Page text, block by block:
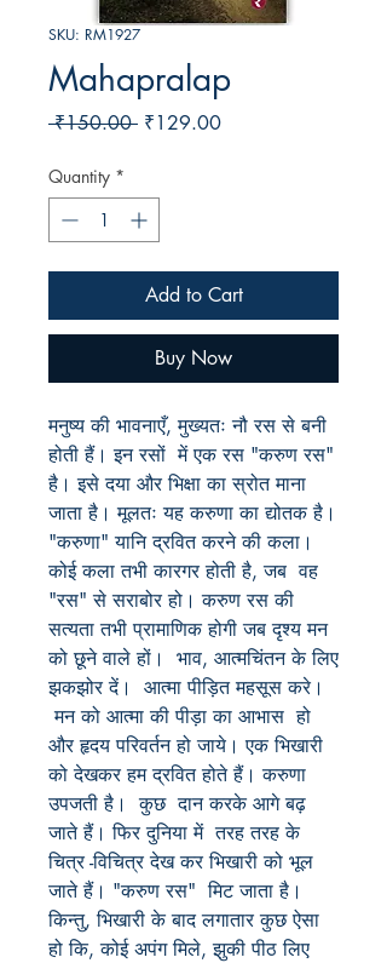
SKU: RM1927
Mahapralap
₹150.00 Regular
₹129.00Sale
Quantity *
Add to Cart
Buy Now
मनुष्य की भावनाएँ, मुख्यतः नौ रस से बनी
होती हैं। इन रसों में एक रस "करुण रस"
है। इसे दया और भिक्षा का स्रोत माना
जाता है। मूलतः यह करुणा का द्योतक है।
"करुणा" यानि द्रवित करने की कला।
कोई कला तभी कारगर होती है, जब वह
"रस" से सराबोर हो। करुण रस की
सत्यता तभी प्रामाणिक होगी जब दृश्य मन
को छूने वाले हों। भाव, आत्मचिंतन के लिए
झकझोर दें। आत्मा पीड़ित महसूस करे।
मन को आत्मा की पीड़ा का आभास हो
और हृदय परिवर्तन हो जाये। एक भिखारी
को देखकर हम द्रवित होते हैं। करुणा
उपजती है। कुछ दान करके आगे बढ़
जाते हैं। फिर दुनिया में तरह तरह के
चित्र -विचित्र देख कर भिखारी को भूल
जाते हैं। "करुण रस" मिट जाता है।
किन्तु, भिखारी के बाद लगातार कुछ ऐसा
हो कि, कोई अपंग मिले, झुकी पीठ लिए